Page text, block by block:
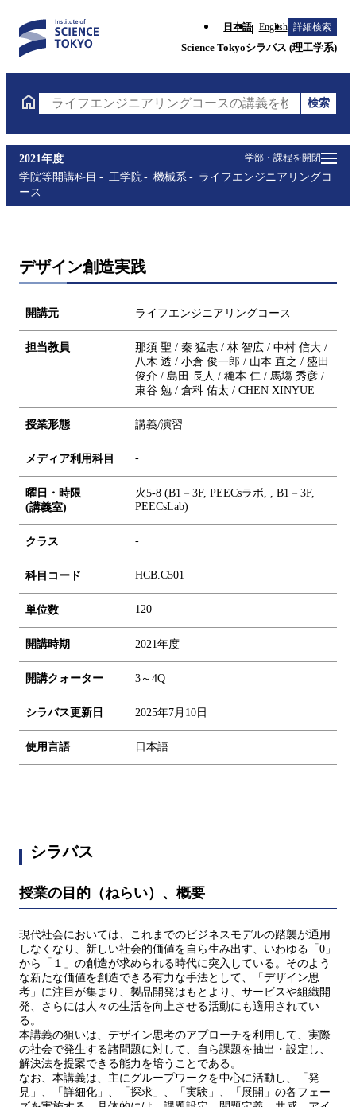
日本語 English 詳細検索
Science Tokyoシラバス (理工学系)
ライフエンジニアリングコースの講義を検索（講義
検索
学部・課程を開閉
2021年度
学院等開講科目
工学院 機械系
ライフエンジニアリングコ
ース
デザイン創造実践
開講元 ライフエンジニアリングコース
担当教員
那須 聖 / 秦 猛志 / 林 智広 / 中村 信大 /
八木 透 / 小倉 俊一郎 / 山本 直之 / 盛田
俊介 / 島田 長人 / 穐本 仁 / 馬塲 秀彦 /
東谷 勉 / 倉科 佑太 / CHEN XINYUE
授業形態 講義/演習
メディア利用科目 -
曜日・時限
(講義室)
火5-8 (B1－3F, PEECsラボ, , B1－3F,
PEECsLab)
クラス -
科目コード HCB.C501
単位数 1 20
開講時期 2021年度
開講クォーター 3～4Q
シラバス更新日 2025年7月10日
使用言語 日本語
シラバス
授業の目的（ねらい）、概要
現代社会においては、これまでのビジネスモデルの踏襲が通用
しなくなり、新しい社会的価値を自ら生み出す、いわゆる「0」
から「１」の創造が求められる時代に突入している。そのよう
な新たな価値を創造できる有力な手法として、「デザイン思
考」に注目が集まり、製品開発はもとより、サービスや組織開
発、さらには人々の生活を向上させる活動にも適用されてい
る。
本講義の狙いは、デザイン思考のアプローチを利用して、実際
の社会で発生する諸問題に対して、自ら課題を抽出・設定し、
解決法を提案できる能力を培うことである。
なお、本講義は、主にグループワークを中心に活動し、「発
見」、「詳細化」、「探求」、「実験」、「展開」の各フェー